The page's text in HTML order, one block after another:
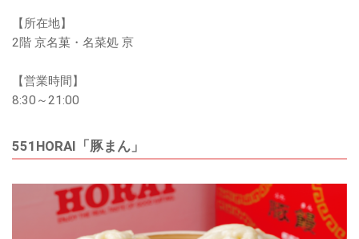
【所在地】
2階 京名菓・名菜処 亰
【営業時間】
8:30～21:00
551HORAI「豚まん」